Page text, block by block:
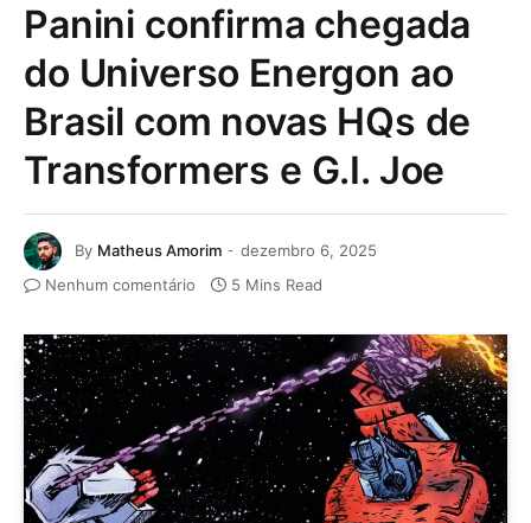
Panini confirma chegada
do Universo Energon ao
Brasil com novas HQs de
Transformers e G.I. Joe
By Matheus Amorim
dezembro 6, 2025
Nenhum comentário
5 Mins Read